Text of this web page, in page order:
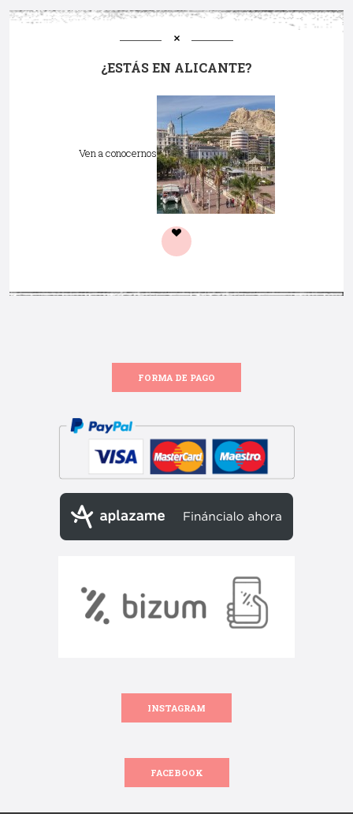
¿ESTÁS EN ALICANTE?
Ven a conocernos
FORMA DE PAGO
INSTAGRAM
FACEBOOK